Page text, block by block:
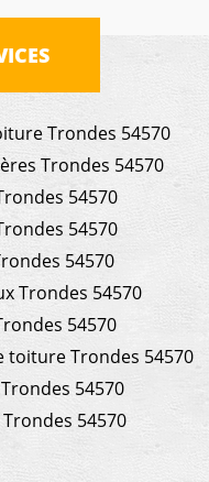
Trondes 54570
Trondes 54570
54570
54570
54570
Trondes 54570
54570
toiture Trondes 54570
54570
54570